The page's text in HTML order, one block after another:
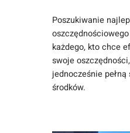
Poszukiwanie
każdego, kto chce
swoje
jednocześnie
środków.